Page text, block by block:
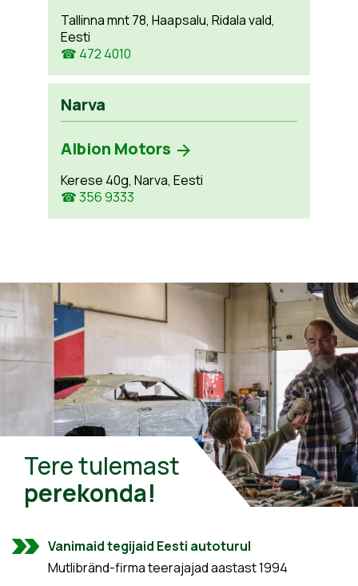
Tallinna mnt 78, Haapsalu, Ridala vald,
Eesti
☎ 472 4010
Narva
Albion Motors
Kerese 40g, Narva, Eesti
☎ 356 9333
Tere tulemast
perekonda!
Vanimaid tegijaid Eesti autoturul
Mutlibränd-firma teerajajad aastast 1994